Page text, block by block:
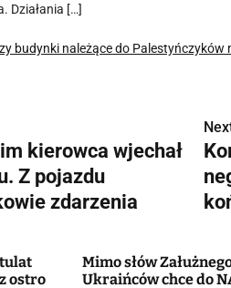
Działania […]
budynki należące do Palestyńczyków
kierowca wjechał
Z pojazdu
zdarzenia
ostro
Mimo słów
Ukraińców chce do